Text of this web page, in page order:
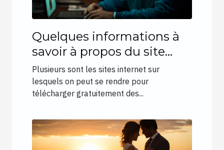
Quelques informations à
savoir à propos du site
Fourtoutici
Plusieurs sont les sites internet sur
lesquels on peut se rendre pour
télécharger gratuitement des...